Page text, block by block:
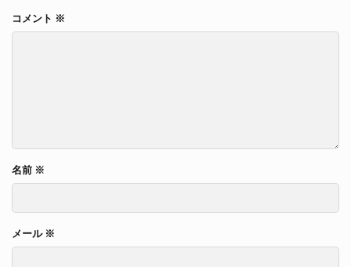
コメント ※
名前 ※
メール ※